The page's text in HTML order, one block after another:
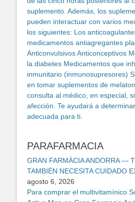
PARAFARMACIA
GRAN FARMÀCIA ANDORRA —
TAMBIÉN NECESITA CUIDADO
agosto 6, 2026
Para comprar el multivitamínico